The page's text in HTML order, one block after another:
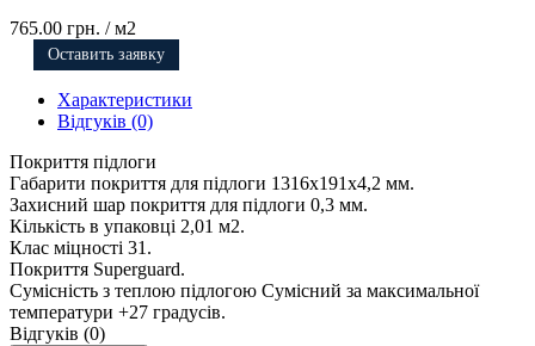
765.00 грн. / м2
Оставить заявку
Характеристики
Відгуків (0)
Покриття підлоги
Габарити покриття для підлоги 1316x191x4,2 мм.
Захисний шар покриття для підлоги 0,3 мм.
Кількість в упаковці 2,01 м2.
Клас міцності 31.
Покриття Superguard.
Сумісність з теплою підлогою Сумісний за максимальної
температури +27 градусів.
Відгуків (0)